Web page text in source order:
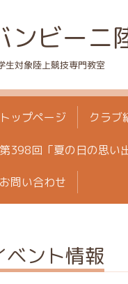
ンビーニ
生対象陸上競技専門教室
トップページ クラブ
第398回「夏の日の思い
お問い合わせ
ベント情報